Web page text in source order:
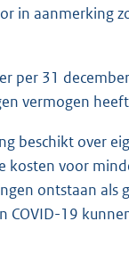
in aanmerking
per 31
vermogen
beschikt over
kosten voor
ontstaan als
COVID-19